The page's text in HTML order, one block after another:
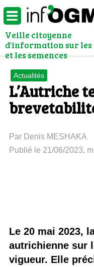
Veille citoyenne
d'information sur les
et les semences
Actualités
L’Autriche
Par Denis MESHAKA
Publié le 21/06/2023,
Le 20 mai 2023,
autrichienne sur
vigueur. Elle